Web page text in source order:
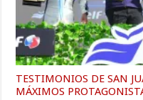
TESTIMONIOS DE SAN
MÁXIMOS